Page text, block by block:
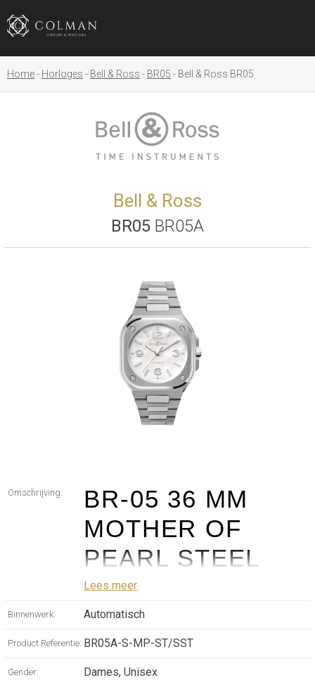
Home Horloges Bell & Ross BR05 Bell & Ross BR05
Bell & Ross
BR05 BR05A
Omschrijving:
BR-05 36 MM
MOTHER OF
PEARL STEEL
36 MM
Bell & Ross has reinvented its elegant city watch in
a new 36 mm diameter, eagerly anticipated by
and subtlety.
Lees meer
Binnenwerk: Automatisch
Product Referentie: BR05A-S-MP-ST/SST
Gender: Dames, Unisex